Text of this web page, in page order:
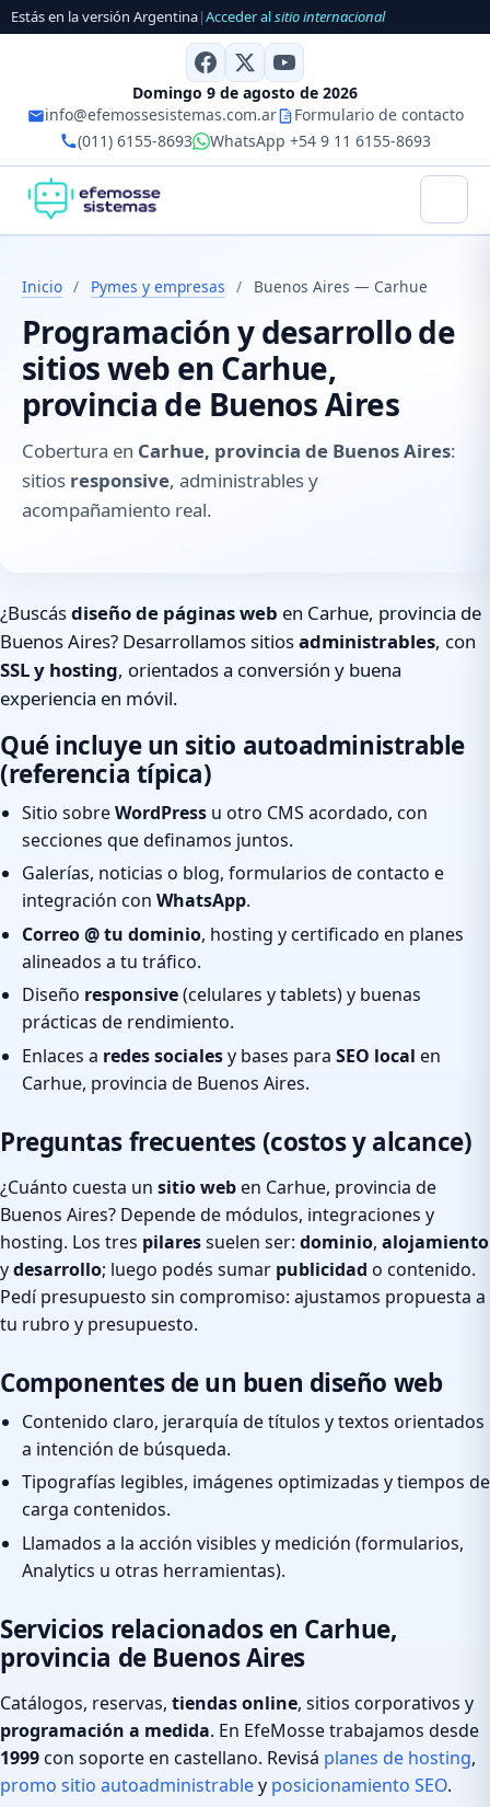
Estás en la versión Argentina|Acceder alsitio internacional
Domingo 9 de agosto de 2026
info@efemossesistemas.com.ar
Formulario de contacto
(011) 6155-8693
WhatsApp +54 9 11 6155-8693
Inicio / Pymes y empresas / Buenos Aires — Carhue
Programación y desarrollo de
sitios web en Carhue,
provincia de Buenos Aires
Cobertura en Carhue, provincia de Buenos Aires:
sitios responsive, administrables y
acompañamiento real.
¿Buscásdiseño de páginas web en Carhue, provincia de
Buenos Aires? Desarrollamos sitiosadministrables, con
SSL y hosting, orientados a conversión y buena
experiencia en móvil.
Qué incluye un sitio autoadministrable
(referencia típica)
Sitio sobreWordPress u otro CMS acordado, con
secciones que definamos juntos.
Galerías, noticias o blog, formularios de contacto e
integración con WhatsApp.
Correo @ tu dominio, hosting y certificado en planes
alineados a tu tráfico.
Diseño responsive(celulares y tablets) y buenas
prácticas de rendimiento.
Enlaces a redes socialesy bases para SEO local en
Carhue, provincia de Buenos Aires.
Preguntas frecuentes (costos y alcance)
¿Cuánto cuesta un sitio weben Carhue, provincia de
Buenos Aires? Depende de módulos, integraciones y
hosting. Los tres pilaressuelen ser: dominio, alojamiento
ydesarrollo; luego podés sumar publicidad o contenido.
Pedí presupuesto sin compromiso: ajustamos propuesta a
tu rubro y presupuesto.
Componentes de un buen diseño web
Contenido claro, jerarquía de títulos y textos orientados
a intención de búsqueda.
Tipografías legibles, imágenes optimizadas y tiempos de
carga contenidos.
Llamados a la acción visibles y medición (formularios,
Analytics u otras herramientas).
Servicios relacionados en Carhue,
provincia de Buenos Aires
Catálogos, reservas, tiendas online, sitios corporativos y
programación a medida. En EfeMosse trabajamos desde
1999con soporte en castellano. Revisá planes de hosting,
promo sitio autoadministrabley posicionamiento SEO.